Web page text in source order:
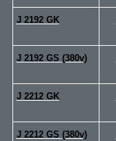
J 2192 GK
J 2192 GS (380v)
J 2212 GK
J 2212 GS (380v)